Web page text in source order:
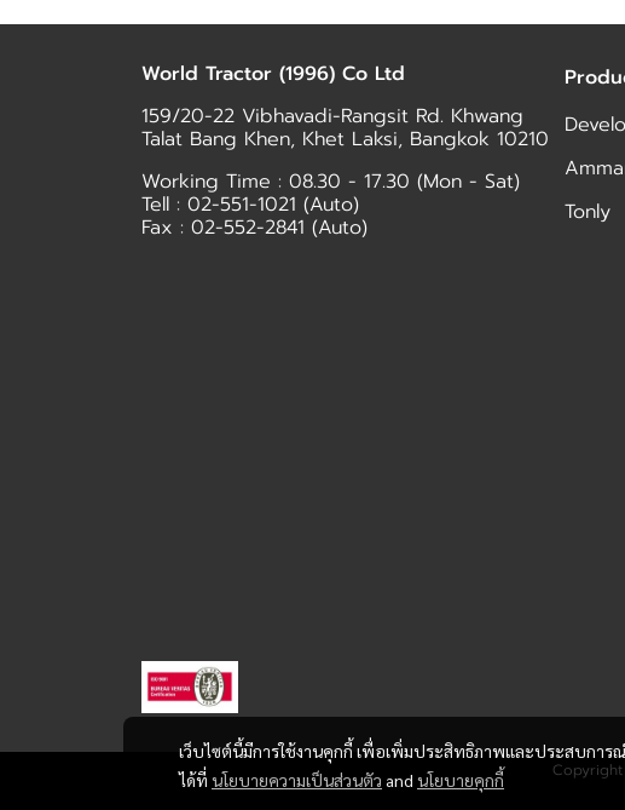
เว็บไซต์นี้มีการใช้งานคุกกี้ เพื่อเพิ่มประสิทธิภาพและประสบการ
ได้ที่ นโยบายความเป็นส่วนตัว and นโยบายคุกกี้
World Tractor (1996) Co Ltd
159/20-22 Vibhavadi-Rangsit Rd. Khwang
Talat Bang Khen, Khet Laksi, Bangkok 10210
Working Time : 08.30 - 17.30 (Mon - Sat)
Tell : 02-551-1021 (Auto)
Fax : 02-552-2841 (Auto)
Tonly